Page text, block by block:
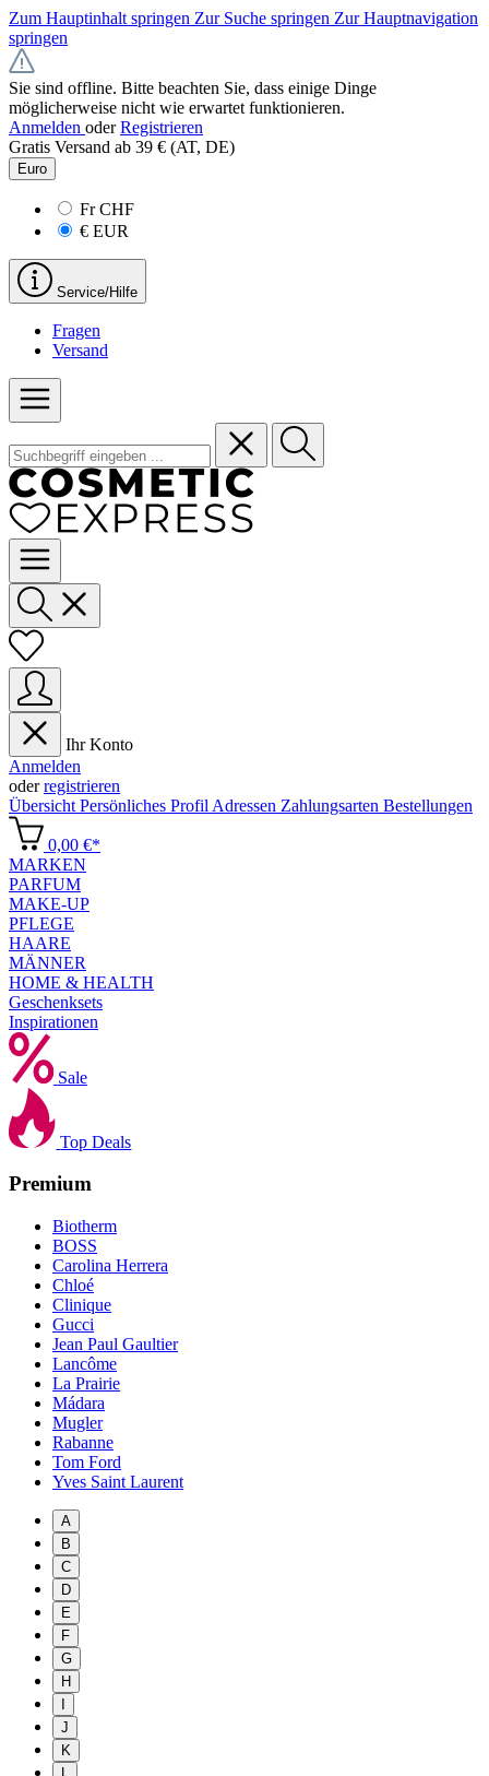
Zum Hauptinhalt springen Zur Suche springen Zur Hauptnavigation
springen
Sie sind offline. Bitte beachten Sie, dass einige Dinge
möglicherweise nicht wie erwartet funktionieren.
Anmelden oder Registrieren
Gratis Versand ab 39 € (AT, DE)
Euro
FrCHF
€ EUR
Service/Hilfe
Fragen
Versand
Ihr Konto
Anmelden
oderregistrieren
Übersicht Persönliches Profil Adressen Zahlungsarten Bestellungen
0,00 €*
MARKEN
PARFUM
MAKE-UP
PFLEGE
HAARE
MÄNNER
HOME & HEALTH
Geschenksets
Inspirationen
Sale
Top Deals
Premium
Biotherm
BOSS
Carolina Herrera
Chloé
Clinique
Gucci
Jean Paul Gaultier
Lancôme
La Prairie
Mádara
Mugler
Rabanne
Tom Ford
Yves Saint Laurent
A
B
C
D
E
F
G
H
J
K